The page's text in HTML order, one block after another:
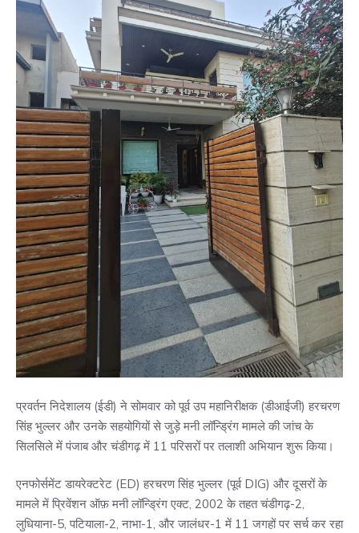
प्रवर्तन निदेशालय (ईडी) ने सोमवार को पूर्व उप महानिरीक्षक (डीआईजी) हरचरण
सिंह भुल्लर और उनके सहयोगियों से जुड़े मनी लॉन्ड्रिंग मामले की जांच के
सिलसिले में पंजाब और चंडीगढ़ में 11 परिसरों पर तलाशी अभियान शुरू किया।
एनफोर्समेंट डायरेक्टरेट (ED) हरचरण सिंह भुल्लर (पूर्व DIG) और दूसरों के
मामले में प्रिवेंशन ऑफ़ मनी लॉन्ड्रिंग एक्ट, 2002 के तहत चंडीगढ़-2,
लुधियाना-5, पटियाला-2, नाभा-1, और जालंधर-1 में 11 जगहों पर सर्च कर रहा